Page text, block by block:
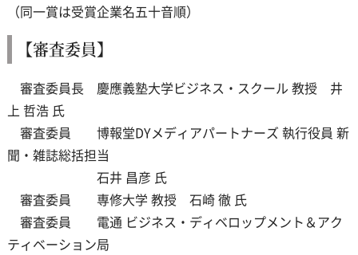
（同一賞は受賞企業名五十音順）
【審査委員】
審査委員長 慶應義塾大学ビジネス・スクール 教授 井
上 哲浩 氏
審査委員 博報堂DYメディアパートナーズ 執行役員 新
聞・雑誌総括担当
石井 昌彦 氏
審査委員 専修大学 教授 石崎 徹 氏
審査委員 電通 ビジネス・ディベロップメント＆アク
ティベーション局